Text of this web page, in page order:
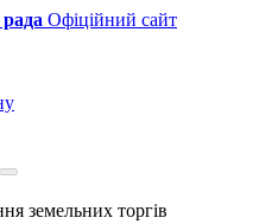
Офіційний сайт
земельних торгів